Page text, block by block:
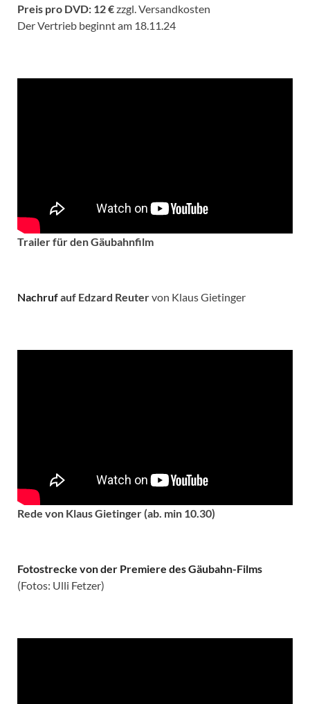
Preis pro DVD: 12 €zzgl. Versandkosten
Der Vertrieb beginnt am 18.11.24
Trailer für den Gäubahnfilm
Nachrufauf Edzard Reutervon Klaus Gietinger
Rede von Klaus Gietinger (ab. min 10.30)
Fotostrecke von der Premiere des Gäubahn-Films
(Fotos: Ulli Fetzer)